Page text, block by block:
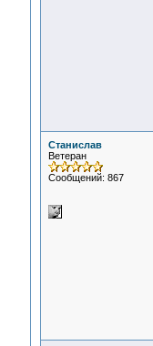
Станислав
Ветеран
Сообщений: 867